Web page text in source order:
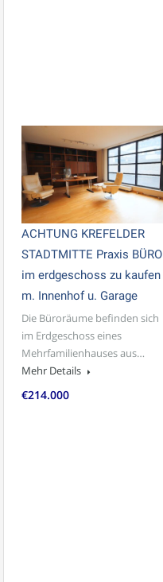
ACHTUNG KREFELDER
STADTMITTE Praxis BÜRO
im erdgeschoss zu kaufen
m. Innenhof u. Garage
Die Büroräume befinden sich
im Erdgeschoss eines
Mehrfamilienhauses aus…
Mehr Details
€214.000